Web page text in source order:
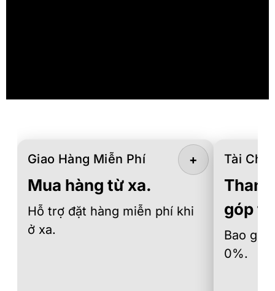
Giao Hàng Miễn Phí
Mua hàng từ xa.
Hỗ trợ đặt hàng miễn phí khi
ở xa.
+ Tài
góp
Bao
0%.